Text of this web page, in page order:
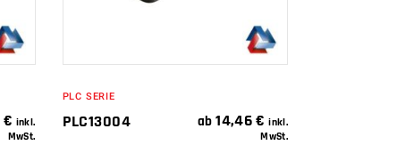
€ inkl.
MwSt.
PLC SERIE
PLC13004 ab14,46€ inkl.
MwSt.